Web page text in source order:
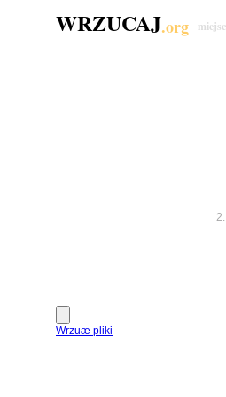
WRZUCAJ.org
Wrzuæ pliki